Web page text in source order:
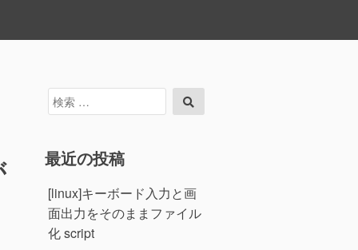
検
索
索
最近の投稿
[linux]キーボード入力と画
面出力をそのままファイル
化 script